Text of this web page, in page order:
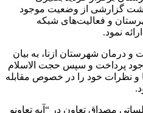
گزارشی از وضعیت موجود
و فعالیت‌های شبکه
نمود.
درمان شهرستان ازنا، به بیان
پرداخت و سپس حجت الاسلام
و نظرات خود را در خصوص مقابله
مصداق تعاون در “آیه تعاونو